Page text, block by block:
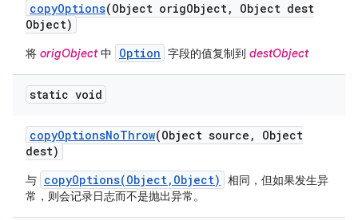
copyOptions(Object origObject,
Object dest
Object)
将 origObject中 Option 字段的值复制到 destObject
static void
copyOptionsNoThrow(Object source ,
Object
dest)
与 copyOptions(Object,Object)
相同，但如果发生异
常，则会记录日志而不是抛出异常。